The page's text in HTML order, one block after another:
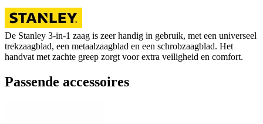
De Stanley 3-in-1 zaag is zeer handig in gebruik, met een universeel
trekzaagblad, een metaalzaagblad en een schrobzaagblad. Het
handvat met zachte greep zorgt voor extra veiligheid en comfort.
Passende accessoires